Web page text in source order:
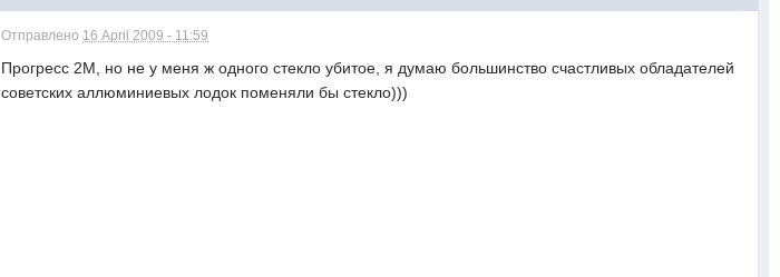
Отправлено 16 April 2009 - 11:59
Прогресс 2М, но не у меня ж одного стекло убитое, я думаю большинство счастливых обладателей
советских аллюминиевых лодок поменяли бы стекло)))